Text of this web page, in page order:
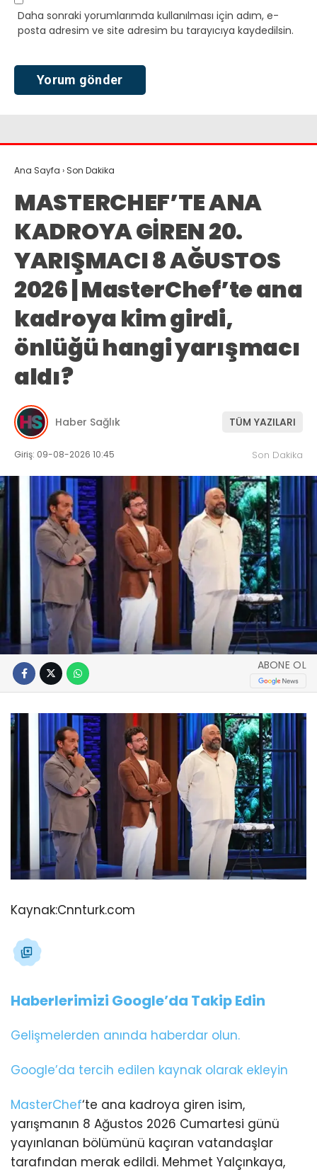
Daha sonraki yorumlarımda kullanılması için adım, e-
posta adresim ve site adresim bu tarayıcıya kaydedilsin.
Ana Sayfa › Son Dakika
MASTERCHEF’TE ANA
KADROYA GİREN 20.
YARIŞMACI 8 AĞUSTOS
2026 | MasterChef’te ana
kadroya kim girdi,
önlüğü hangi yarışmacı
aldı?
Haber Sağlık TÜM YAZILARI
Giriş: 09-08-2026 10:45 Son Dakika
ABONE OL
Kaynak:Cnnturk.com
Haberlerimizi Google’da Takip Edin
Gelişmelerden anında haberdar olun.
Google’da tercih edilen kaynak olarak ekleyin
MasterChef‘te ana kadroya giren isim,
yarışmanın 8 Ağustos 2026 Cumartesi günü
yayınlanan bölümünü kaçıran vatandaşlar
tarafından merak edildi. Mehmet Yalçınkaya,